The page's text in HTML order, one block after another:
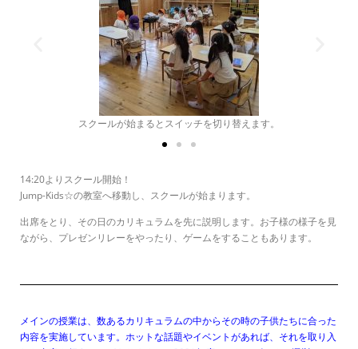
名前を呼ばれたら大きな声でお返事！
14:20よりスクール開始！
Jump-Kids☆の教室へ移動し、スクールが始まります。
出席をとり、その日のカリキュラムを先に説明します。お子様の様子を見
ながら、プレゼンリレーをやったり、ゲームをすることもあります。
メインの授業は、数あるカリキュラムの中からその時の子供たちに合った
内容を実施しています。ホットな話題やイベントがあれば、それを取り入